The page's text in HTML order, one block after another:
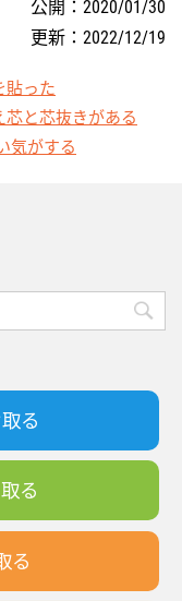
更新： 2022/12/19
貼った
芯と芯抜きがある
気がする
る
る
る